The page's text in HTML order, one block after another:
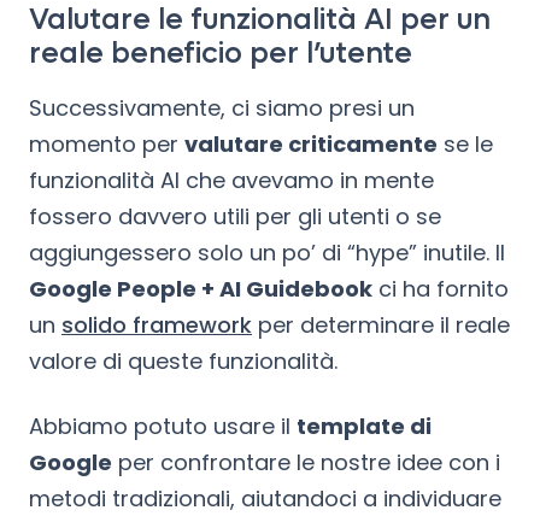
Valutare le funzionalità AI per un
reale beneficio per l’utente
Successivamente, ci siamo presi un
momento per valutare criticamente se le
funzionalità AI che avevamo in mente
fossero davvero utili per gli utenti o se
aggiungessero solo un po’ di “hype” inutile. Il
Google People + AI Guidebook ci ha fornito
un solido framework per determinare il reale
valore di queste funzionalità.
Abbiamo potuto usare il template di
Google per confrontare le nostre idee con i
metodi tradizionali, aiutandoci a individuare